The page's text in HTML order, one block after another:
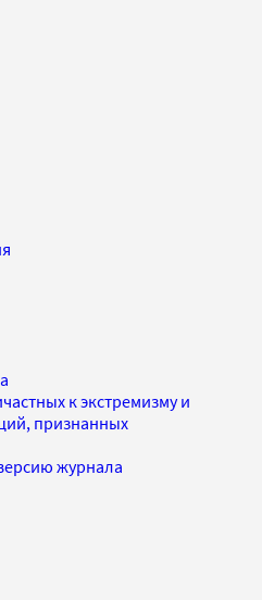
к экстремизму и
признанных
журнала